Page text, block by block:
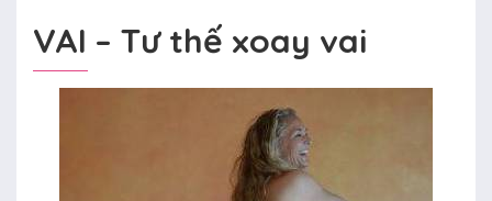
VAI – Tư thế xoay vai